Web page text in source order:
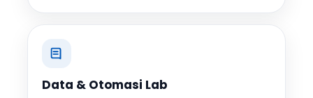
Data & Otomasi Lab